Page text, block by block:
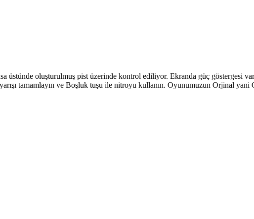
üstünde oluşturulmuş pist üzerinde kontrol ediliyor. Ekranda güç göstergesi
tamamlayın ve Boşluk tuşu ile nitroyu kullanın. Oyunumuzun Orjinal